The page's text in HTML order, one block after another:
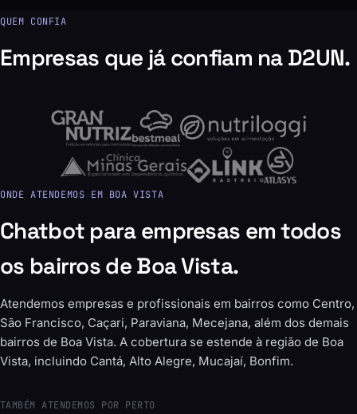
QUEM CONFIA
Empresas que já confiam na D2UN.
ONDE ATENDEMOS EM BOA VISTA
Chatbot para empresas em todos
os bairros de Boa Vista.
Atendemos empresas e profissionais em bairros como Centro,
São Francisco, Caçari, Paraviana, Mecejana, além dos demais
bairros de Boa Vista. A cobertura se estende à região de Boa
Vista, incluindo Cantá, Alto Alegre, Mucajaí, Bonfim.
TAMBÉM ATENDEMOS POR PERTO